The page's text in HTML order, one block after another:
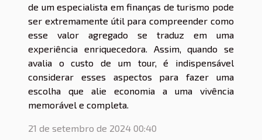
de um especialista em finanças de turismo pode
ser extremamente útil para compreender como
esse valor agregado se traduz em uma
experiência enriquecedora. Assim, quando se
avalia o custo de um tour, é indispensável
considerar esses aspectos para fazer uma
escolha que alie economia a uma vivência
memorável e completa.
21 de setembro de 2024 00:40